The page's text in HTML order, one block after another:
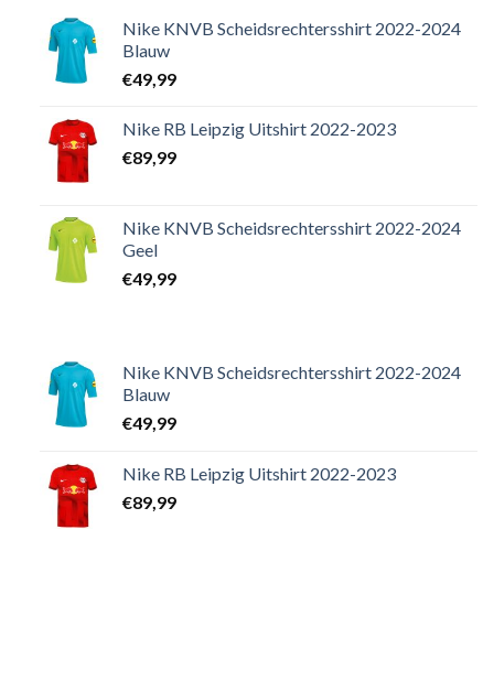
Nike KNVB Scheidsrechtersshirt 2022-2024
Blauw
€49,99
Nike RB Leipzig Uitshirt 2022-2023
€89,99
Nike KNVB Scheidsrechtersshirt 2022-2024
Geel
€49,99
Nike KNVB Scheidsrechtersshirt 2022-2024
Blauw
€49,99
Nike RB Leipzig Uitshirt 2022-2023
€89,99